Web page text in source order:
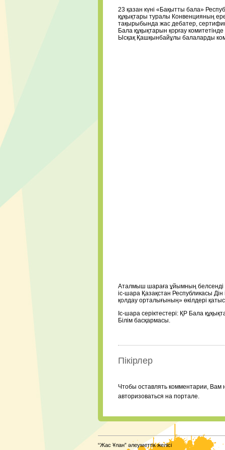
23 қазан күні «Бақытты бала»
құқықтары туралы Конвенцияның
тақырыбында жас дебатер,
Бала құқықтарын қорғау
Ысқақ Қашқынбайұлы балаларды
Аталмыш шараға ұйымның белсенді
іс-шара Қазақстан Республикасы
қолдау орталығының» өкілдері
Іс-шара серіктестері: ҚР Бала
Білім басқармасы.
Пікірлер
Чтобы оставлять комментарии, Вам
авторизоваться на портале.
“Жас Ұлан” әлеуметтік желісі